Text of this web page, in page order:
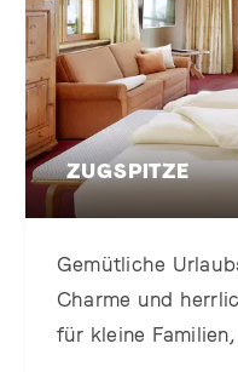
ZUGSPITZE
Gemütliche
Charme und
für kleine